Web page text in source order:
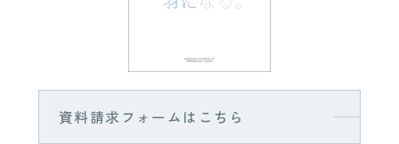
資料請求フォームはこちら